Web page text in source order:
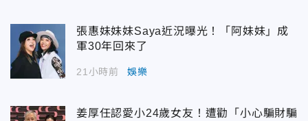
張惠妹妹妹Saya近況曝光！「阿妹妹」成
軍30年回來了
21小時前 娛樂
姜厚任認愛小24歲女友！遭勸「小心騙財騙